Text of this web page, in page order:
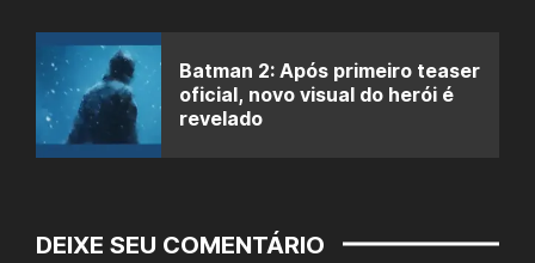
Batman 2: Após primeiro teaser
oficial, novo visual do herói é
revelado
DEIXE SEU COMENTÁRIO